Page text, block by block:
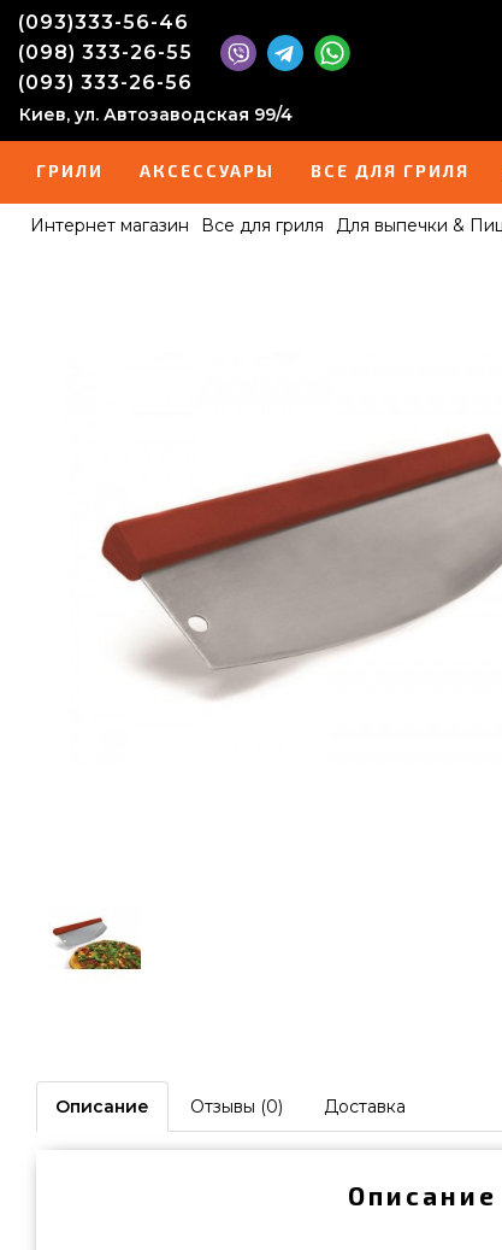
(093)333-56-46
(098) 333-26-55
(093) 333-26-56
Киев, ул. Автозаводская 99/4
ГРИЛИ АКСЕССУАРЫ ВСЕ ДЛЯ ГРИЛЯ
Интернет магазин Все для гриля Для выпечки &
Описание Отзывы (0) Доставка
Описание